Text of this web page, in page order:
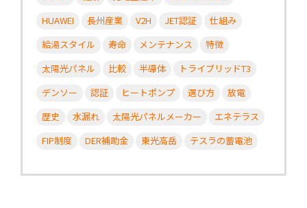
HUAWEI
長州産業 V2H JET認証
仕組み
給湯スタイル
寿命 メンテナンス
特徴
太陽光パネル
比較 半導体
トライブリッドT3
デンソー
認証 ヒートポンプ 選び方
放電
歴史
水漏れ 太陽光パネルメーカー
エネテラス
FIP制度
DER補助金 東光高岳 テスラの蓄電池